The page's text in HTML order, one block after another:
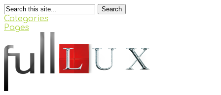
Search
Categories
Pages